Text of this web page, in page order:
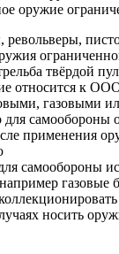
оружие
твёрдой
относится к
газовыми
самообороны
применения
самообороны
газовые
носить